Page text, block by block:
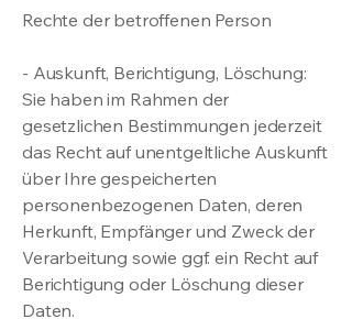
Rechte der betroffenen Person
- Auskunft, Berichtigung, Löschung:
Sie haben im Rahmen der
gesetzlichen Bestimmungen jederzeit
das Recht auf unentgeltliche Auskunft
über Ihre gespeicherten
personenbezogenen Daten, deren
Herkunft, Empfänger und Zweck der
Verarbeitung sowie ggf. ein Recht auf
Berichtigung oder Löschung dieser
Daten.